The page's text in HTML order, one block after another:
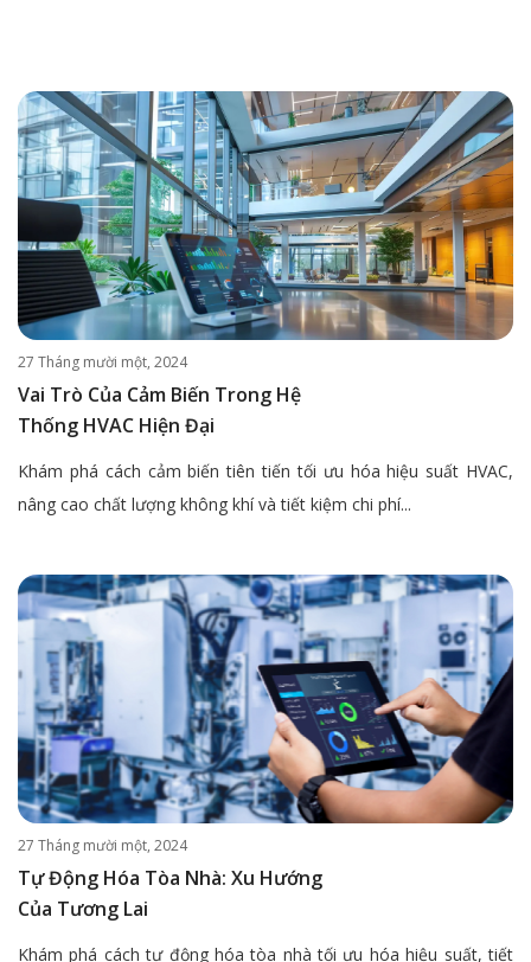
27 Tháng mười một, 2024
Vai Trò Của Cảm Biến Trong Hệ
Thống HVAC Hiện Đại
Khám phá cách cảm biến tiên tiến tối ưu hóa hiệu suất HVAC,
nâng cao chất lượng không khí và tiết kiệm chi phí...
27 Tháng mười một, 2024
Tự Động Hóa Tòa Nhà: Xu Hướng
Của Tương Lai
Khám phá cách tự động hóa tòa nhà tối ưu hóa hiệu suất, tiết